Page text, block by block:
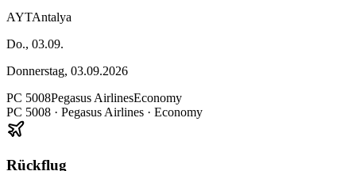
AYTAntalya
Do., 03.09.
Donnerstag, 03.09.2026
PC 5008Pegasus AirlinesEconomy
PC 5008 · Pegasus Airlines · Economy
Rückflug